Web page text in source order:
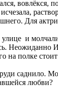
вовлёкся,
Для
и
Неожиданно
на полке
саднило.
любви?